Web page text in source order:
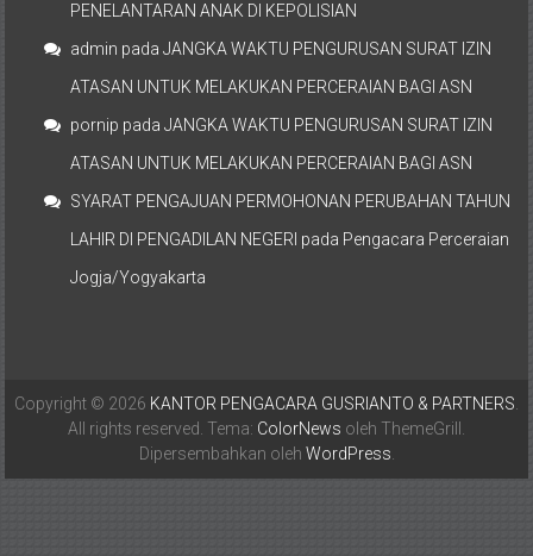
PENELANTARAN ANAK DI KEPOLISIAN
admin padaJANGKA WAKTU PENGURUSAN SURAT IZIN
ATASAN UNTUK MELAKUKAN PERCERAIAN BAGI ASN
pornip padaJANGKA WAKTU PENGURUSAN SURAT IZIN
ATASAN UNTUK MELAKUKAN PERCERAIAN BAGI ASN
SYARAT PENGAJUAN PERMOHONAN PERUBAHAN TAHUN
LAHIR DI PENGADILAN NEGERI pada Pengacara Perceraian
Jogja/Yogyakarta
Copyright © 2026 KANTOR PENGACARA GUSRIANTO & PARTNERS.
All rights reserved. Tema: ColorNews oleh ThemeGrill.
Dipersembahkan oleh WordPress.